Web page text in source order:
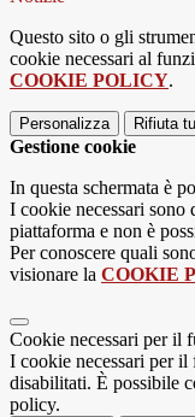
Questo sito o gli
cookie necessari al
COOKIE POLICY.
Personalizza Rifiuta
Gestione cookie
In questa schermata è
I cookie necessari
piattaforma e non è
Per conoscere quali
visionare la COOKIE
Cookie necessari per il
I cookie necessari per il
disabilitati. È possibile
policy.